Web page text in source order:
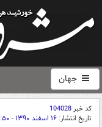
جهان
کد خبر104028
تاریخ انتشار: ۱۶ اسفند ۱۳۹۰ - ۰۸:۵۰